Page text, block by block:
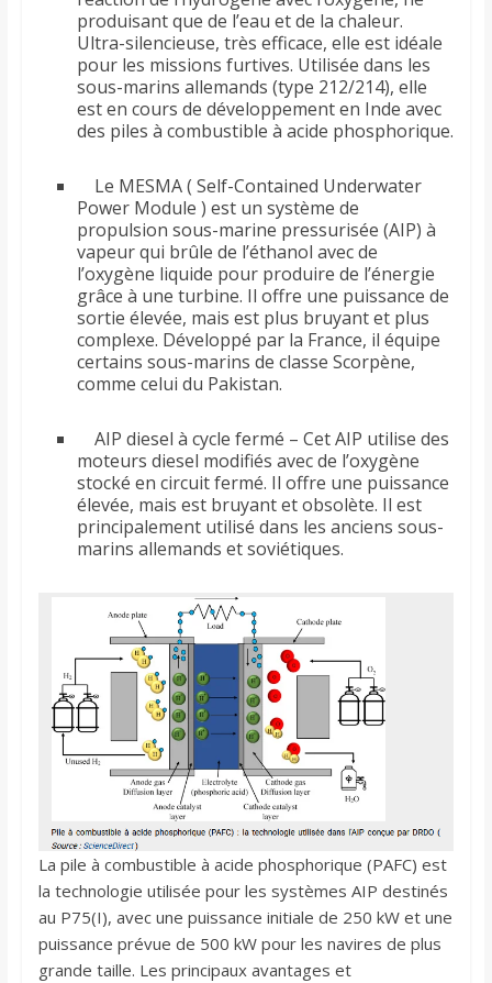
produisant que de l’eau et de la chaleur.
Ultra-silencieuse, très efficace, elle est idéale
pour les missions furtives. Utilisée dans les
sous-marins allemands (type 212/214), elle
est en cours de développement en Inde avec
des piles à combustible à acide phosphorique.
Le MESMA ( Self-Contained Underwater
Power Module ) est un système de
propulsion sous-marine pressurisée (AIP) à
vapeur qui brûle de l’éthanol avec de
l’oxygène liquide pour produire de l’énergie
grâce à une turbine. Il offre une puissance de
sortie élevée, mais est plus bruyant et plus
complexe. Développé par la France, il équipe
certains sous-marins de classe Scorpène,
comme celui du Pakistan.
AIP diesel à cycle fermé – Cet AIP utilise des
moteurs diesel modifiés avec de l’oxygène
stocké en circuit fermé. Il offre une puissance
élevée, mais est bruyant et obsolète. Il est
principalement utilisé dans les anciens sous-
marins allemands et soviétiques.
La pile à combustible à acide phosphorique (PAFC) est
la technologie utilisée pour les systèmes AIP destinés
au P75(I), avec une puissance initiale de 250 kW et une
puissance prévue de 500 kW pour les navires de plus
grande taille. Les principaux avantages et